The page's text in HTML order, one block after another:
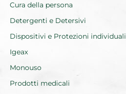
Cura della persona
Detergenti e Detersivi
Dispositivi e Protezioni individuali
Igeax
Monouso
Prodotti medicali